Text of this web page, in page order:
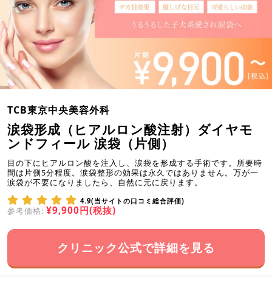
TCB東京中央美容外科
涙袋形成（ヒアルロン酸注射）ダイヤモ
ンドフィール 涙袋（片側）
目の下にヒアルロン酸を注入し、涙袋を形成する手術です。所要時
間は片側5分程度。涙袋整形の効果は永久ではありません。万が一
涙袋が不要になりましたら、自然に元に戻ります。
4.9(当サイトの口コミ総合評価)
参考価格: ¥9,900円(税抜)
クリニック公式で詳細を見る